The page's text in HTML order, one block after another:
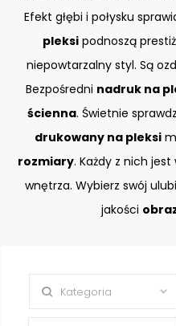
Efekt głębi i połysku
pleksipodnoszą
niepowtarzalny styl. Są
Bezpośredni nadruk na
ścienna. Świetnie
drukowany na pleksi
rozmiary. Każdy z nich
wnętrza. Wybierz swój
jakości
Kategoria